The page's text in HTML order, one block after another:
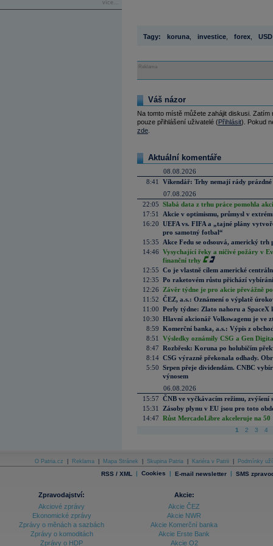
více...
Tagy: koruna investice forex USD
Reklama
Váš názor
Na tomto místě můžete zahájit diskusi.
pouze přihlášení uživatelé (Přihlásit). Pokud
zde
Aktuální komentáře
08.08.2026
8:41
Víkendář: Trhy nemají rády prázdné
07.08.2026
22:05 Slabá data z trhu práce pomohla
17:51
Akcie v optimismu, průmysl v
16:20 UEFA vs. FIFA a „tajné plány
pro samotný fotbal“
15:35
Akce Fedu se odsouvá, americký
14:46 Vysychající řeky a ničivé požáry v
finanční trhy
12:55 Co je vlastně cílem americké
12:35 Po raketovém růstu přichází
12:26
Závěr týdne je pro akcie převážně
11:52 ČEZ, a.s.: Oznámení o výplatě
11:00 Perly týdne: Zlato nahoru a SpaceX
10:30 Hlavní akcionář Volkswagenu je ve
8:59 Komerční banka, a.s.: Výpis z
8:51
Výsledky oznámily CSG a Gen
8:47 Rozbřesk: Koruna po holubičím
8:14 CSG výrazně překonala odhady.
5:50 Srpen přeje dividendám. CNBC
výnosem
06.08.2026
15:57 ČNB ve vyčkávacím režimu, zvýšení
15:31
Zásoby plynu v EU jsou pro toto
14:47 Růst MercadoLibre akceleruje na
1 2 3 4
O Patria.cz Reklama Mapa Stránek Skupina Patria Kariéra v Patrii Podmínky
RSS / XML | Cookies | E-mail newsletter | SMS
Zpravodajství:
Akciové zprávy
Ekonomické zprávy
Zprávy o měnách a sazbách
Zprávy o komoditách
Zprávy o HDP
Akcie:
Akcie ČEZ
Akcie NWR
Akcie Komerční banka
Akcie Erste Bank
Akcie O2